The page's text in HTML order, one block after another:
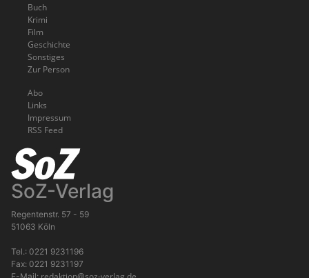
Buch
Krimi
Film
Geschichte
Sonstiges
Zur Person
Abo
Links
Impressum
RSS Feed
SoZ-Verlag
Regentenstr. 57 - 59
51063 Köln
Tel.: 0221 9231196
Fax: 0221 9231197